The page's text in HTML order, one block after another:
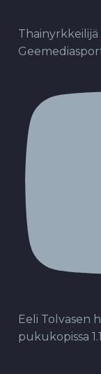
Eeli Tolvasen
pukukopissa